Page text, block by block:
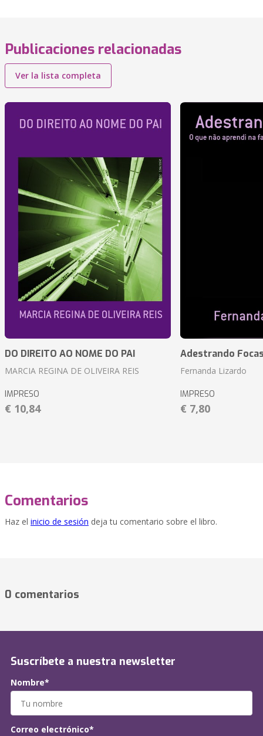
Publicaciones relacionadas
Ver la lista completa
DO DIREITO AO NOME DO PAI
MARCIA REGINA DE OLIVEIRA REIS
IMPRESO
€ 10,84
Adestrando
Fernanda Lizardo
IMPRESO
€ 7,80
Comentarios
Haz el inicio de sesión deja tu comentario sobre el libro.
0 comentarios
Suscríbete a nuestra newsletter
Nombre*
Correo electrónico*